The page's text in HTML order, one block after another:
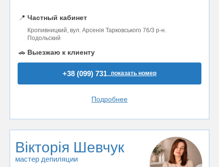
📍 Частный кабинет
Кропивницкий, вул. Арсенія Тарковського 76/3 р-н.
Подольский
🚗 Выезжаю к клиенту
+38 (099) 731..показать номер
Подробнее
Вікторія Шевчук
мастер депиляции